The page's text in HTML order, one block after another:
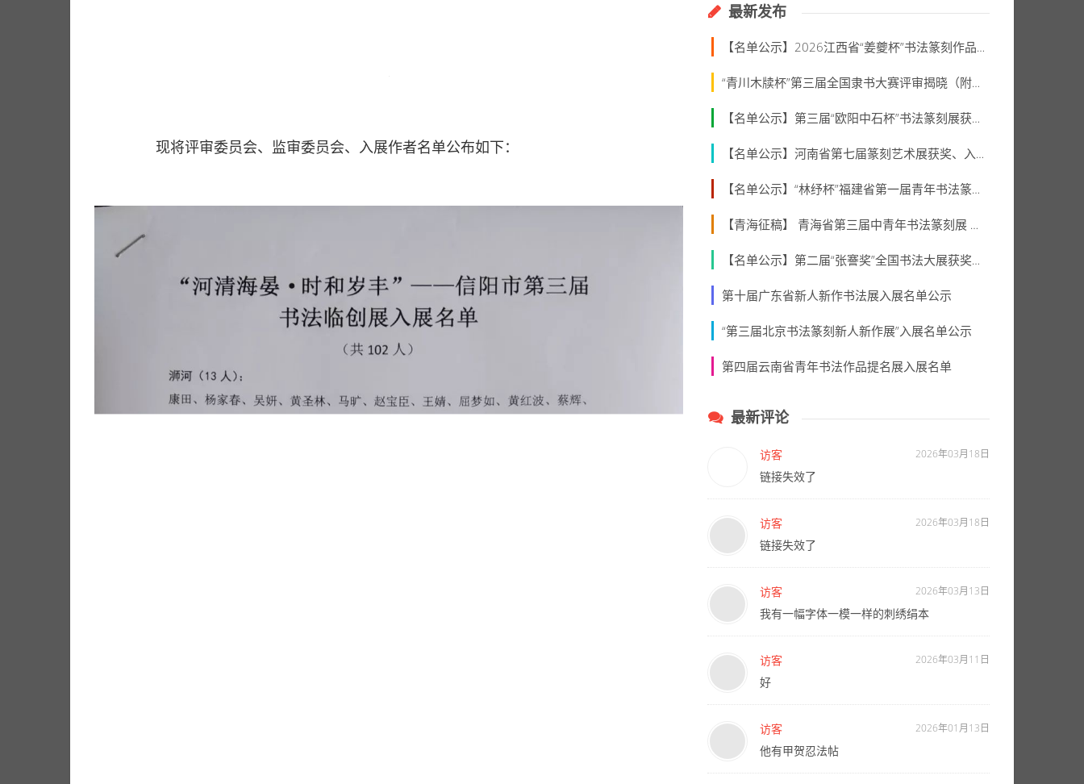
现将评审委员会、监审委员会、入展作者名单公布如下：
最新发布
【名单公示】2026江西省“姜夔杯”书法篆刻作品展公示名单
“青川木牍杯”第三届全国隶书大赛评审揭晓（附拟获奖、入展作者名单）
【名单公示】第三届“欧阳中石杯”书法篆刻展获奖、入展名单
【名单公示】河南省第七届篆刻艺术展获奖、入展、入选名单公示
【名单公示】“林纾杯”福建省第一届青年书法篆刻作品展获奖、入展、入围名单
【青海征稿】 青海省第三届中青年书法篆刻展 （2026年8月31日截稿）
【名单公示】第二届“张謇奖”全国书法大展获奖、入展名单
第十届广东省新人新作书法展入展名单公示
“第三届北京书法篆刻新人新作展”入展名单公示
第四届云南省青年书法作品提名展入展名单
最新评论
访客 2026年03月18日
链接失效了
访客 2026年03月18日
链接失效了
访客 2026年03月13日
我有一幅字体一模一样的刺绣绢本
访客 2026年03月11日
好
访客 2026年01月13日
他有甲贺忍法帖